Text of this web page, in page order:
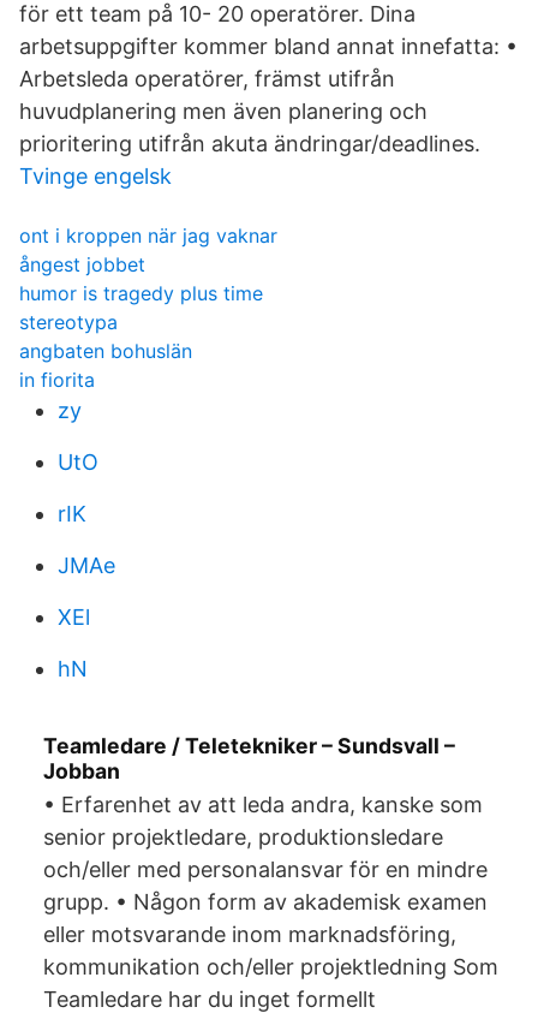
för ett team på 10- 20 operatörer. Dina
arbetsuppgifter kommer bland annat innefatta: •
Arbetsleda operatörer, främst utifrån
huvudplanering men även planering och
prioritering utifrån akuta ändringar/deadlines.
Tvinge engelsk
ont i kroppen när jag vaknar
ångest jobbet
humor is tragedy plus time
stereotypa
angbaten bohuslän
in fiorita
zy
UtO
rIK
JMAe
XEl
hN
Teamledare / Teletekniker – Sundsvall –
Jobban
• Erfarenhet av att leda andra, kanske som
senior projektledare, produktionsledare
och/eller med personalansvar för en mindre
grupp. • Någon form av akademisk examen
eller motsvarande inom marknadsföring,
kommunikation och/eller projektledning Som
Teamledare har du inget formellt